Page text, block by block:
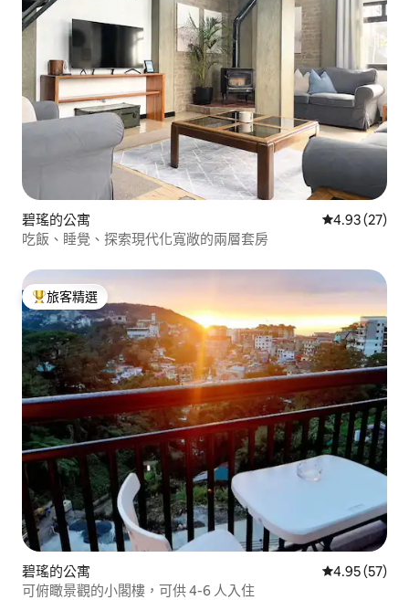
碧瑤的公寓 從 27 則評價
4.93 (27)
吃飯、睡覺、探索現代化寬敞的兩層套房
旅客精選榜首
旅客精選
碧瑤的公寓 從 57 則評價
4.95 (57)
可俯瞰景觀的小閣樓，可供 4-6 人入住